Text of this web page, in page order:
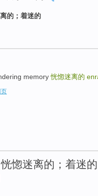
的；着迷的
memory恍惚迷离的
惚迷离的；着迷的